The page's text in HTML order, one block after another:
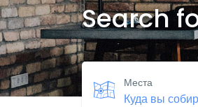
Search
Места